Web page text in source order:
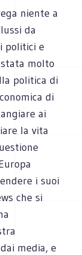
niente a
da
politici e
molto
politica di
di
ai
la vita
i suoi
che si
media, e